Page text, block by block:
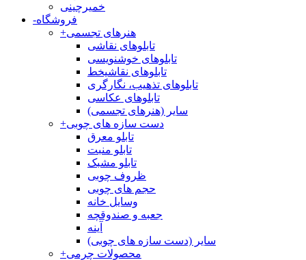
خمیرچینی
-فروشگاه
+هنرهای تجسمی
تابلوهای نقاشی
تابلوهای خوشنویسی
تابلوهای نقاشیخط
تابلوهای تذهیب، نگارگری
تابلوهای عکاسی
سایر (هنرهای تجسمی)
+دست سازه های چوبی
تابلو معرق
تابلو منبت
تابلو مشبک
ظروف چوبی
حجم های چوبی
وسایل خانه
جعبه و صندوقچه
آینه
سایر (دست سازه های چوبی)
+محصولات چرمی